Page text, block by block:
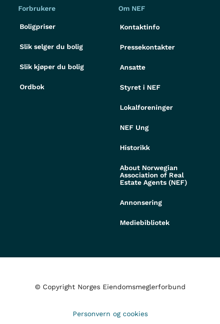
Forbrukere
Boligpriser
Slik selger du bolig
Slik kjøper du bolig
Ordbok
Om NEF
Kontaktinfo
Pressekontakter
Ansatte
Styret i NEF
Lokalforeninger
NEF Ung
Historikk
About Norwegian
Association of Real
Estate Agents (NEF)
Annonsering
Mediebibliotek
© Copyright Norges Eiendomsmeglerforbund
Personvern og cookies